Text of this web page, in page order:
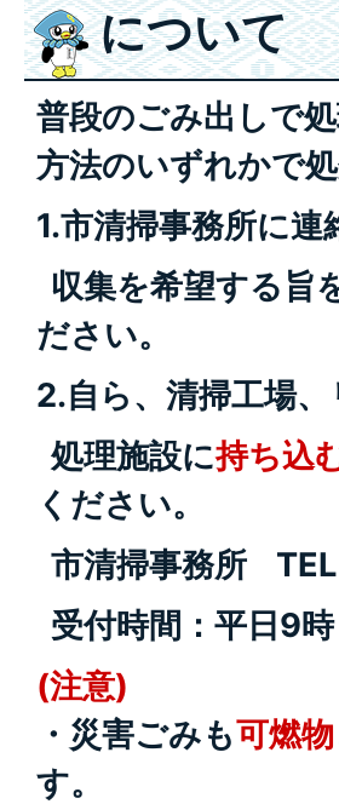
について
普段のごみ出しで
方法のいずれかで処
1.市清掃事務所に
収集を希望する旨
ださい。
2.自ら、清掃工場
処理施設に持ち込
ください。
市清掃事務所
受付時間：平日9
(注意)
・災害ごみも可燃物
す。